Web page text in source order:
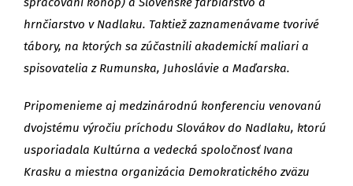
hrnčiarstvo v Nadlaku. Taktiež zaznamenávame tvorivé
tábory, na ktorých sa zúčastnili akademickí maliari a
spisovatelia z Rumunska, Juhoslávie a Maďarska.
Pripomenieme aj medzinárodnú konferenciu venovanú
dvojstému výročiu príchodu Slovákov do Nadlaku, ktorú
usporiadala Kultúrna a vedecká spoločnosť Ivana
Krasku a miestna organizácia Demokratického zväzu